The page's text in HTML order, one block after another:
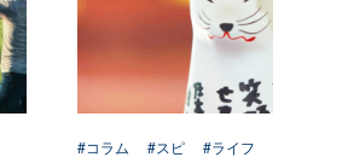
#コラム #スピ #ライフ